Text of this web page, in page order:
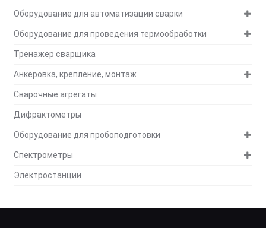
Оборудование для автоматизации сварки
Оборудование для проведения термообработки
Тренажер сварщика
Анкеровка, крепление, монтаж
Сварочные агрегаты
Дифрактометры
Оборудование для пробоподготовки
Спектрометры
Электростанции